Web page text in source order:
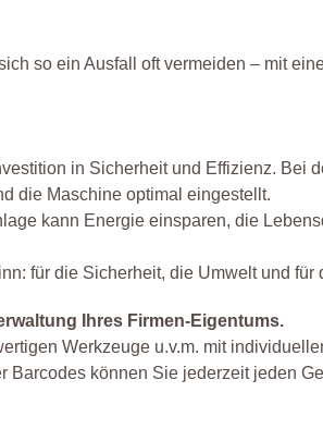
so ein Ausfall oft vermeiden – mit
in Sicherheit und Effizienz. Bei
die Maschine optimal eingestellt.
kann Energie einsparen, die
für die Sicherheit, die Umwelt und für
Ihres Firmen-Eigentums.
Werkzeuge u.v.m. mit
können Sie jederzeit jeden